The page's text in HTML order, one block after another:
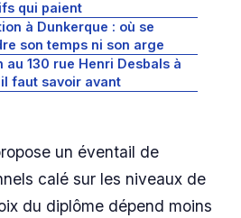
qui paient
à Dunkerque : où se
son temps ni son arge
au 130 rue Henri Desbals à
faut savoir avant
un éventail de
calé sur les niveaux de
du diplôme dépend moins